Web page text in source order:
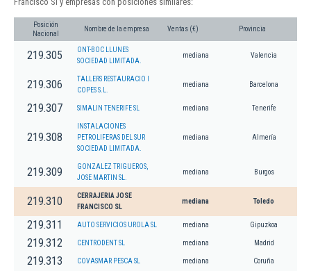
Posición
Nacional
Nombre de la empresa Ventas (€) Provincia
219.305
ONT-BOC LLUNES
SOCIEDAD LIMITADA.
mediana Valencia
219.306
TALLERS RESTAURACIO I
COPES S.L.
mediana Barcelona
219.307 SIMALIN TENERIFE SL mediana Tenerife
219.308
INSTALACIONES
PETROLIFERAS DEL SUR
SOCIEDAD LIMITADA.
mediana Almería
219.309
GONZALEZ TRIGUEROS,
JOSE MARTIN SL.
mediana Burgos
219.310
CERRAJERIA JOSE
FRANCISCO SL
mediana Toledo
219.311 AUTO SERVICIOS UROLA SL mediana Gipuzkoa
219.312 CENTRODENT SL mediana Madrid
219.313 COVASMAR PESCA SL mediana Coruña